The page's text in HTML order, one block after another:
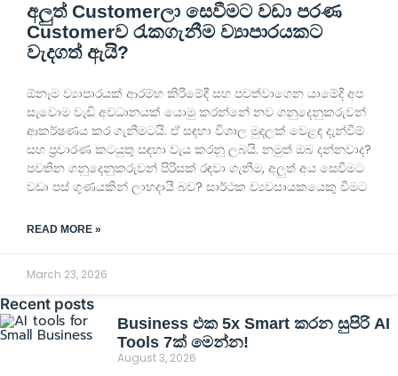
අලුත් Customerලා සෙවීමට වඩා පරණ
Customerව රැකගැනීම ව්‍යාපාරයකට
වැදගත් ඇයි?
ඕනෑම ව්‍යාපාරයක් ආරම්භ කිරීමේදී සහ පවත්වාගෙන යාමේදී අප
සැවොම වැඩි අවධානයක් යොමු කරන්නේ නව ගනුදෙනුකරුවන්
ආකර්ෂණය කර ගැනීමටයි. ඒ සඳහා විශාල මුදලක් වෙළඳ දැන්වීම්
සහ ප්‍රචාරණ කටයුතු සඳහා වැය කරනු ලබයි. නමුත් ඔබ දන්නවාද?
පවතින ගනුදෙනුකරුවන් පිරිසක් රඳවා ගැනීම, අලුත් අය සෙවීමට
වඩා පස් ගුණයකින් ලාභදායී බව? සාර්ථක ව්‍යවසායකයෙකු වීමට
READ MORE »
March 23, 2026
Recent posts
Business එක 5x Smart කරන සුපිරි AI
Tools 7ක් මෙන්න!
August 3, 2026